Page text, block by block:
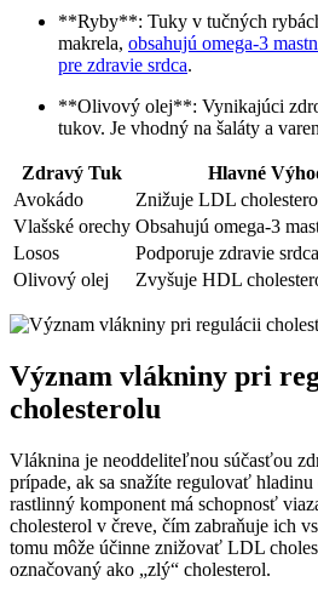
**Ryby**: Tuky v tučných
makrela, obsahujú omega-3
pre zdravie srdca.
**Olivový olej**: Vynikajúci
tukov. Je vhodný na šaláty a
Zdravý Tuk
Hlavné
Avokádo
Znižuje LDL
Vlašské orechy Obsahujú omega-3
Losos
Podporuje zdravie srdca
Olivový olej
Zvyšuje HDL
Význam vlákniny pri
cholesterolu
Vláknina je neoddeliteľnou súčasťou
prípade, ak sa snažíte regulovať
rastlinný komponent má schopnosť
cholesterol v čreve, čím zabraňuje ich
tomu môže účinne znižovať LDL
označovaný ako „zlý“ cholesterol.